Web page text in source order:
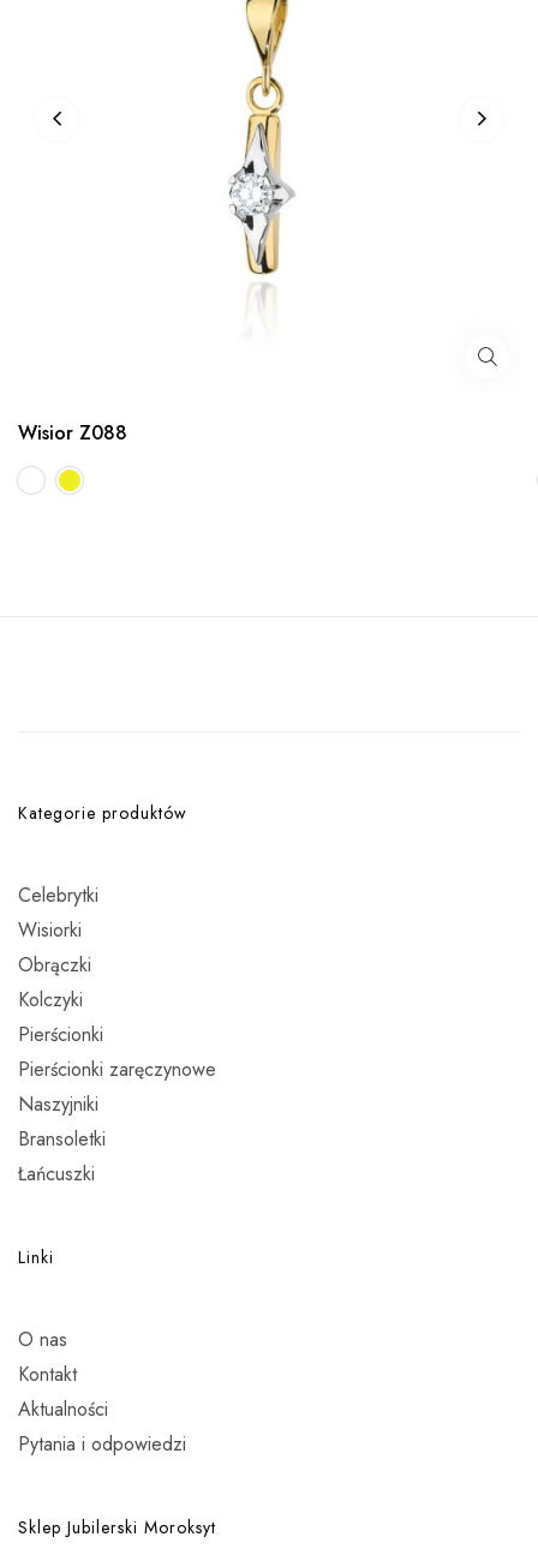
Wisior Z088
Kategorie produktów
Celebrytki
Wisiorki
Obrączki
Kolczyki
Pierścionki
Pierścionki zaręczynowe
Naszyjniki
Bransoletki
Łańcuszki
Linki
O nas
Kontakt
Aktualności
Pytania i odpowiedzi
Sklep Jubilerski Moroksyt